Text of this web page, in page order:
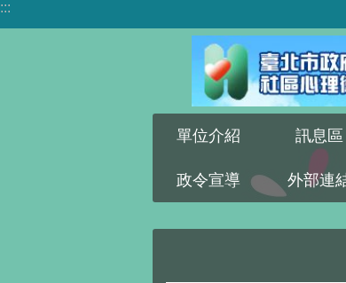
跳到主要內容區塊
:::
單位介紹 訊息區
政令宣導 外部連